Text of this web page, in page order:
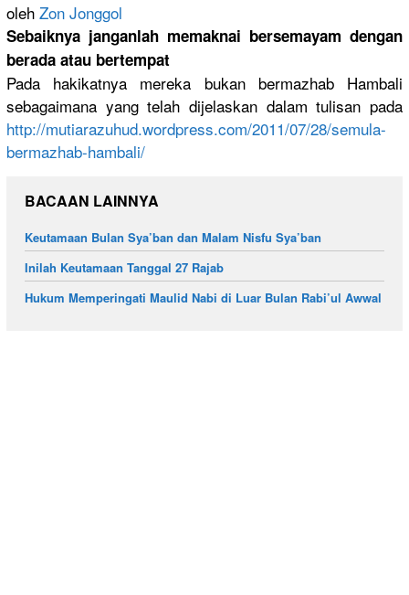
oleh Zon Jonggol
Sebaiknya janganlah memaknai bersemayam dengan
berada atau bertempat
Pada hakikatnya mereka bukan bermazhab Hambali
sebagaimana yang telah dijelaskan dalam tulisan pada
http://mutiarazuhud.wordpress.com/2011/07/28/semula-
bermazhab-hambali/
BACAAN LAINNYA
Keutamaan Bulan Sya’ban dan Malam Nisfu Sya’ban
Inilah Keutamaan Tanggal 27 Rajab
Hukum Memperingati Maulid Nabi di Luar Bulan Rabi’ul Awwal